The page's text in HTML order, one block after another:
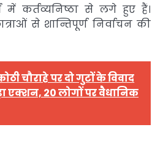
में कर्तव्यनिष्ठा से लगे हुए हैं।
से शान्तिपूर्ण निर्वाचन की
चौराहे पर दो गुटों के विवाद
एक्शन, 20 लोगों पर वैधानिक